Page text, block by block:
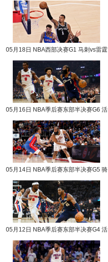
05月18日 NBA西部决赛G1 马刺vs雷霆
05月16日 NBA季后赛东部半决赛G6 活
05月14日 NBA季后赛东部半决赛G5 骑
05月12日 NBA季后赛东部半决赛G4 活